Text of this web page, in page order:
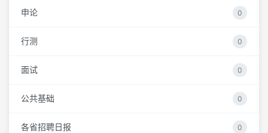
申论 0
行测 0
面试 0
公共基础 0
各省招聘日报 0